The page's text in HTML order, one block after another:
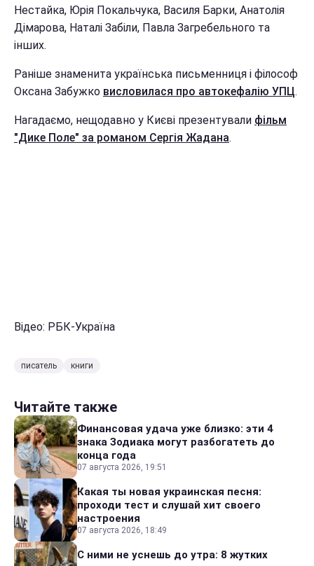
Нестайка, Юрія Покальчука, Василя Барки, Анатолія
Дімарова, Наталі Забіли, Павла Загребельного та
інших.
Раніше знаменита українська письменниця і філософ
Оксана Забужко висловилася про автокефалію УПЦ.
Нагадаємо, нещодавно у Києві презентували фільм
"Дике Поле" за романом Сергія Жадана.
Відео: РБК-Україна
писатель книги
Читайте также
Финансовая удача уже близко: эти 4
знака Зодиака могут разбогатеть до
конца года
07 августа 2026, 19:51
Какая ты новая украинская песня:
проходи тест и слушай хит своего
настроения
07 августа 2026, 18:49
С ними не уснешь до утра: 8 жутких